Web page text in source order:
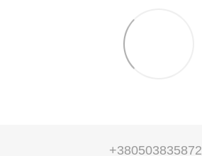
+380503835872